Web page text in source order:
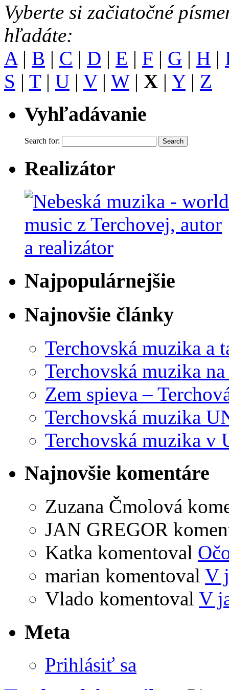
Vyberte si začiatočné
hľadáte:
A | B | C | D | E | F | G | H |
S | T| U | V| W| X | Y| Z
Vyhľadávanie
Search for:
Realizátor
Najpopulárnejšie
Najnovšie články
Terchovská muzika a
Terchovská muzika
Zem spieva –
Terchovská muzika
Terchovská muzika v
Najnovšie komentáre
Zuzana Čmolová
JAN GREGOR
Katka komentoval
marian komentoval V
Vlado komentoval V
Meta
Prihlásiť sa